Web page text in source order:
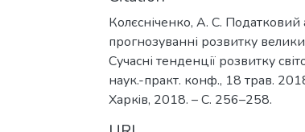
Колєсніченко, А. С. Податковий
прогнозуванні розвитку
Сучасні тенденції розвитку
наук.-практ. конф., 18 трав.
Харкiв, 2018. – С. 256–258.